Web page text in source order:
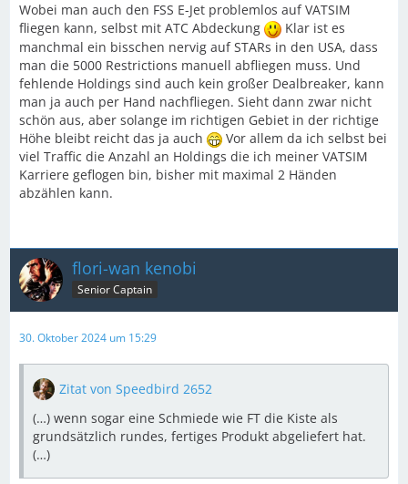
Wobei man auch den FSS E-Jet problemlos auf VATSIM
fliegen kann, selbst mit ATC Abdeckung
Klar ist es
manchmal ein bisschen nervig auf STARs in den USA, dass
man die 5000 Restrictions manuell abfliegen muss. Und
fehlende Holdings sind auch kein großer Dealbreaker, kann
man ja auch per Hand nachfliegen. Sieht dann zwar nicht
schön aus, aber solange im richtigen Gebiet in der richtige
Höhe bleibt reicht das ja auch
Vor allem da ich selbst bei
viel Traffic die Anzahl an Holdings die ich meiner VATSIM
Karriere geflogen bin, bisher mit maximal 2 Händen
abzählen kann.
flori-wan kenobi
Senior Captain
30. Oktober 2024 um 15:29
Zitat von Speedbird 2652
(…) wenn sogar eine Schmiede wie FT die Kiste als
grundsätzlich rundes, fertiges Produkt abgeliefert hat.
(…)